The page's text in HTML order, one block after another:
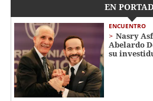
EN
ENCUENTRO
Nasry
Abelardo
su